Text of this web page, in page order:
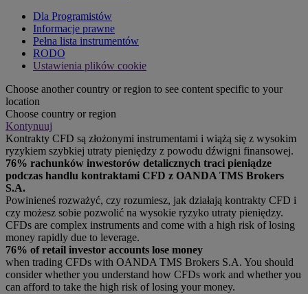
Dla Programistów
Informacje prawne
Pełna lista instrumentów
RODO
Ustawienia plików cookie
Choose another country or region to see content specific to your
location
Choose country or region
Kontynuuj
Kontrakty CFD są złożonymi instrumentami i wiążą się z wysokim
ryzykiem szybkiej utraty pieniędzy z powodu dźwigni finansowej.
76% rachunków inwestorów detalicznych traci pieniądze
podczas handlu kontraktami CFD z OANDA TMS Brokers
S.A.
Powinieneś rozważyć, czy rozumiesz, jak działają kontrakty CFD i
czy możesz sobie pozwolić na wysokie ryzyko utraty pieniędzy.
CFDs are complex instruments and come with a high risk of losing
money rapidly due to leverage.
76% of retail investor accounts lose money
when trading CFDs with OANDA TMS Brokers S.A. You should
consider whether you understand how CFDs work and whether you
can afford to take the high risk of losing your money.